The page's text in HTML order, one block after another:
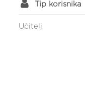
Tip korisnika
Učitelj